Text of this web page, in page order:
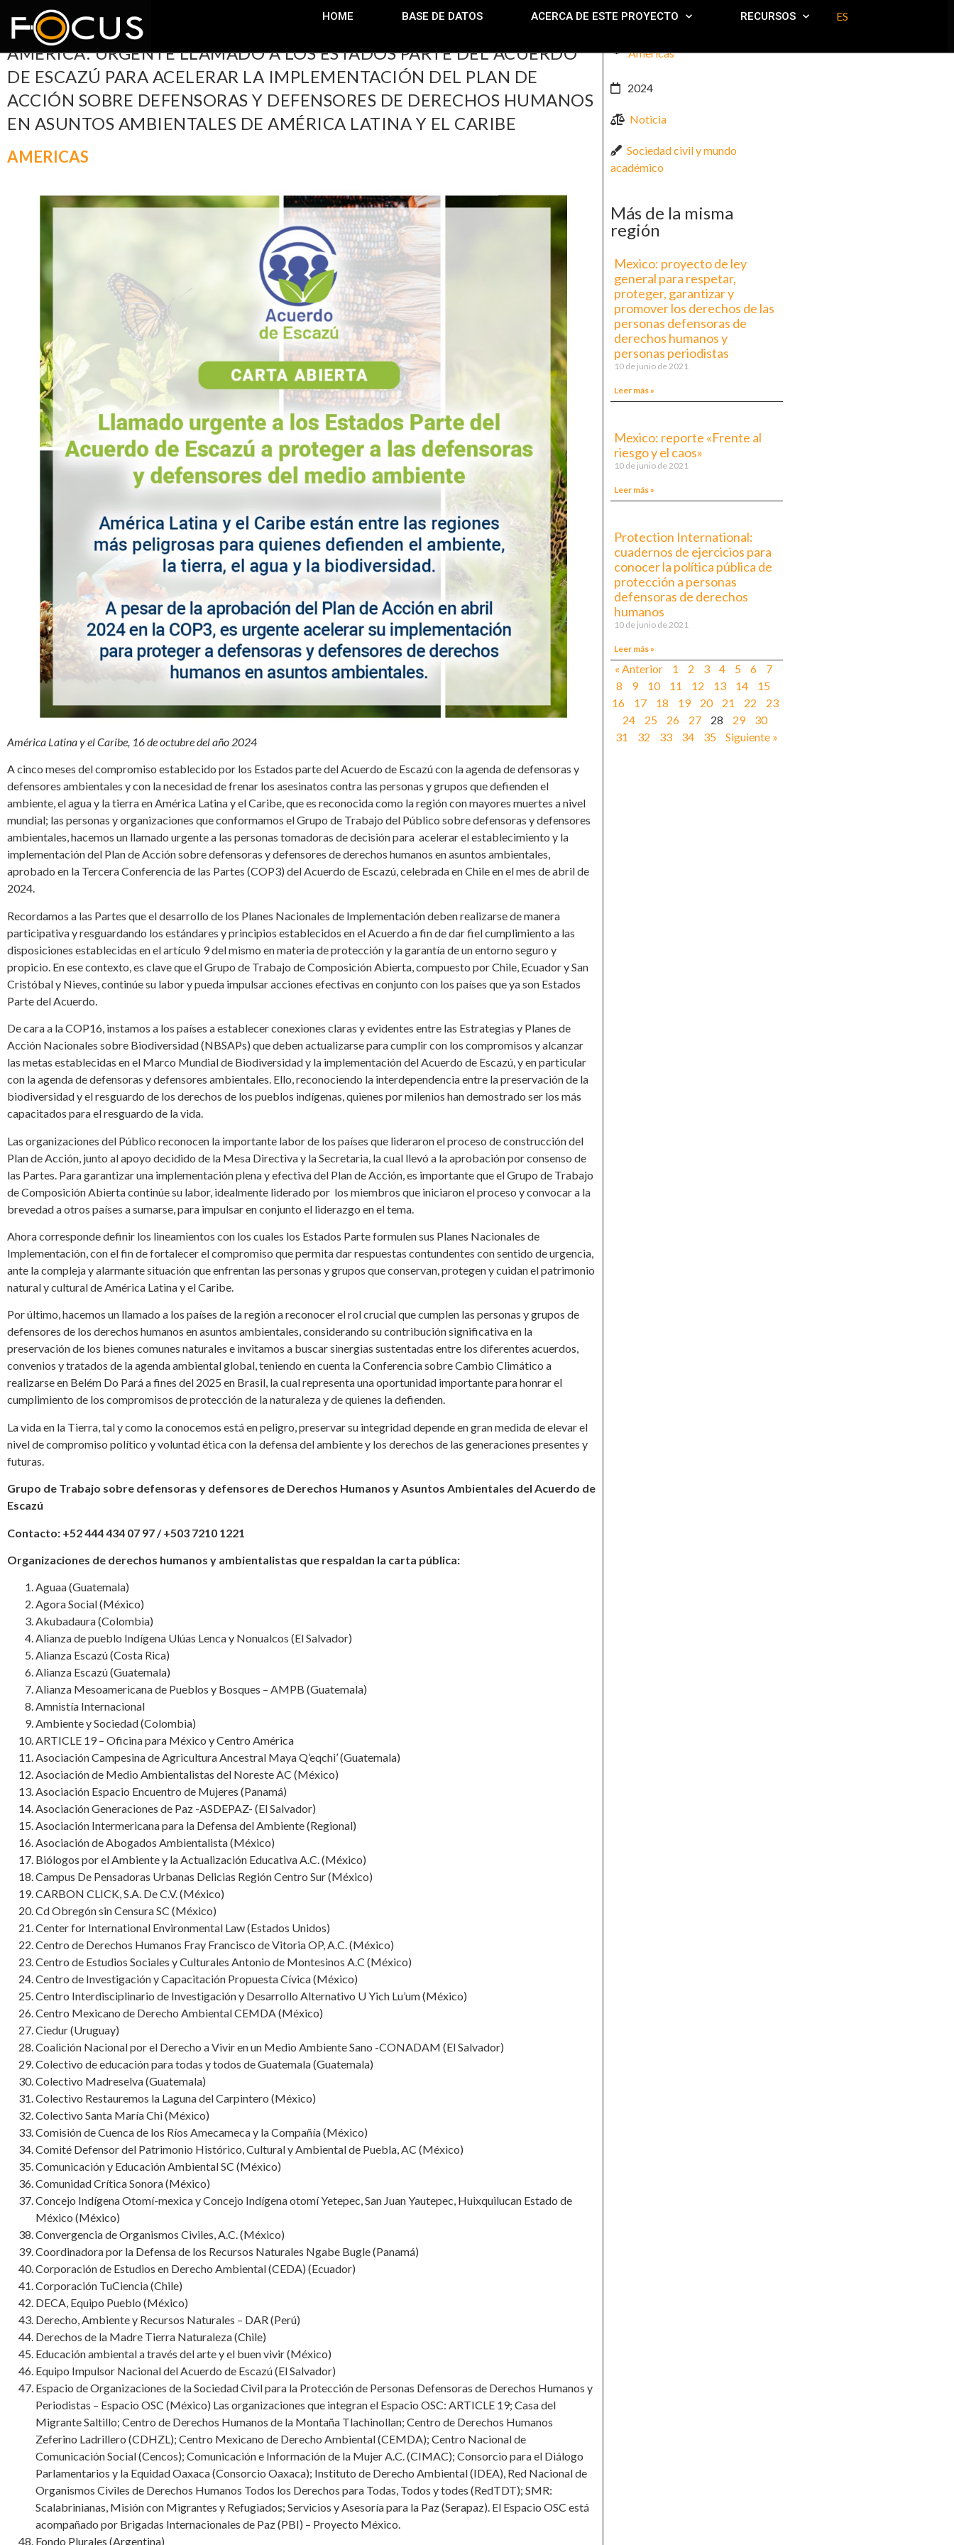
HOME BASE DE DATOS ACERCA DE ESTE PROYECTO RECURSOS ES
AMERICA: URGENTE LLAMADO A LOS ESTADOS PARTE DEL ACUERDO
DE ESCAZÚ PARA ACELERAR LA IMPLEMENTACIÓN DEL PLAN DE
ACCIÓN SOBRE DEFENSORAS Y DEFENSORES DE DERECHOS HUMANOS
EN ASUNTOS AMBIENTALES DE AMÉRICA LATINA Y EL CARIBE
AMERICAS
América Latina y el Caribe, 16 de octubre del año 2024
A cinco meses del compromiso establecido por los Estados parte del Acuerdo de Escazú con la agenda de defensoras y
defensores ambientales y con la necesidad de frenar los asesinatos contra las personas y grupos que defienden el
ambiente, el agua y la tierra en América Latina y el Caribe, que es reconocida como la región con mayores muertes a nivel
mundial; las personas y organizaciones que conformamos el Grupo de Trabajo del Público sobre defensoras y defensores
ambientales, hacemos un llamado urgente a las personas tomadoras de decisión para acelerar el establecimiento y la
implementación del Plan de Acción sobre defensoras y defensores de derechos humanos en asuntos ambientales,
aprobado en la Tercera Conferencia de las Partes (COP3) del Acuerdo de Escazú, celebrada en Chile en el mes de abril de
2024.
Recordamos a las Partes que el desarrollo de los Planes Nacionales de Implementación deben realizarse de manera
participativa y resguardando los estándares y principios establecidos en el Acuerdo a fin de dar fiel cumplimiento a las
disposiciones establecidas en el artículo 9 del mismo en materia de protección y la garantía de un entorno seguro y
propicio. En ese contexto, es clave que el Grupo de Trabajo de Composición Abierta, compuesto por Chile, Ecuador y San
Cristóbal y Nieves, continúe su labor y pueda impulsar acciones efectivas en conjunto con los países que ya son Estados
Parte del Acuerdo.
De cara a la COP16, instamos a los países a establecer conexiones claras y evidentes entre las Estrategias y Planes de
Acción Nacionales sobre Biodiversidad (NBSAPs) que deben actualizarse para cumplir con los compromisos y alcanzar
las metas establecidas en el Marco Mundial de Biodiversidad y la implementación del Acuerdo de Escazú, y en particular
con la agenda de defensoras y defensores ambientales. Ello, reconociendo la interdependencia entre la preservación de la
biodiversidad y el resguardo de los derechos de los pueblos indígenas, quienes por milenios han demostrado ser los más
capacitados para el resguardo de la vida.
Las organizaciones del Público reconocen la importante labor de los países que lideraron el proceso de construcción del
Plan de Acción, junto al apoyo decidido de la Mesa Directiva y la Secretaria, la cual llevó a la aprobación por consenso de
las Partes. Para garantizar una implementación plena y efectiva del Plan de Acción, es importante que el Grupo de Trabajo
de Composición Abierta continúe su labor, idealmente liderado por los miembros que iniciaron el proceso y convocar a la
brevedad a otros países a sumarse, para impulsar en conjunto el liderazgo en el tema.
Ahora corresponde definir los lineamientos con los cuales los Estados Parte formulen sus Planes Nacionales de
Implementación, con el fin de fortalecer el compromiso que permita dar respuestas contundentes con sentido de urgencia,
ante la compleja y alarmante situación que enfrentan las personas y grupos que conservan, protegen y cuidan el patrimonio
natural y cultural de América Latina y el Caribe.
Por último, hacemos un llamado a los países de la región a reconocer el rol crucial que cumplen las personas y grupos de
defensores de los derechos humanos en asuntos ambientales, considerando su contribución significativa en la
preservación de los bienes comunes naturales e invitamos a buscar sinergias sustentadas entre los diferentes acuerdos,
convenios y tratados de la agenda ambiental global, teniendo en cuenta la Conferencia sobre Cambio Climático a
realizarse en Belém Do Pará a fines del 2025 en Brasil, la cual representa una oportunidad importante para honrar el
cumplimiento de los compromisos de protección de la naturaleza y de quienes la defienden.
La vida en la Tierra, tal y como la conocemos está en peligro, preservar su integridad depende en gran medida de elevar el
nivel de compromiso político y voluntad ética con la defensa del ambiente y los derechos de las generaciones presentes y
futuras.
Grupo de Trabajo sobre defensoras y defensores de Derechos Humanos y Asuntos Ambientales del Acuerdo de
Escazú
Contacto: +52 444 434 07 97 / +503 7210 1221
Organizaciones de derechos humanos y ambientalistas que respaldan la carta pública:
Aguaa (Guatemala)
Agora Social (México)
Akubadaura (Colombia)
Alianza de pueblo Indígena Ulúas Lenca y Nonualcos (El Salvador)
Alianza Escazú (Costa Rica)
Alianza Escazú (Guatemala)
Alianza Mesoamericana de Pueblos y Bosques – AMPB (Guatemala)
Amnistía Internacional
Ambiente y Sociedad (Colombia)
ARTICLE 19 – Oficina para México y Centro América
Asociación Campesina de Agricultura Ancestral Maya Q’eqchi’ (Guatemala)
Asociación de Medio Ambientalistas del Noreste AC (México)
Asociación Espacio Encuentro de Mujeres (Panamá)
Asociación Generaciones de Paz -ASDEPAZ- (El Salvador)
Asociación Intermericana para la Defensa del Ambiente (Regional)
Asociación de Abogados Ambientalista (México)
Biólogos por el Ambiente y la Actualización Educativa A.C. (México)
Campus De Pensadoras Urbanas Delicias Región Centro Sur (México)
CARBON CLICK, S.A. De C.V. (México)
Cd Obregón sin Censura SC (México)
Center for International Environmental Law (Estados Unidos)
Centro de Derechos Humanos Fray Francisco de Vitoria OP, A.C. (México)
Centro de Estudios Sociales y Culturales Antonio de Montesinos A.C (México)
Centro de Investigación y Capacitación Propuesta Cívica (México)
Centro Interdisciplinario de Investigación y Desarrollo Alternativo U Yich Lu’um (México)
Centro Mexicano de Derecho Ambiental CEMDA (México)
Ciedur (Uruguay)
Coalición Nacional por el Derecho a Vivir en un Medio Ambiente Sano -CONADAM (El Salvador)
Colectivo de educación para todas y todos de Guatemala (Guatemala)
Colectivo Madreselva (Guatemala)
Colectivo Restauremos la Laguna del Carpintero (México)
Colectivo Santa María Chi (México)
Comisión de Cuenca de los Ríos Amecameca y la Compañía (México)
Comité Defensor del Patrimonio Histórico, Cultural y Ambiental de Puebla, AC (México)
Comunicación y Educación Ambiental SC (México)
Comunidad Crítica Sonora (México)
Concejo Indígena Otomí-mexica y Concejo Indígena otomí Yetepec, San Juan Yautepec, Huixquilucan Estado de
México (México)
Convergencia de Organismos Civiles, A.C. (México)
Coordinadora por la Defensa de los Recursos Naturales Ngabe Bugle (Panamá)
Corporación de Estudios en Derecho Ambiental (CEDA) (Ecuador)
Corporación TuCiencia (Chile)
DECA, Equipo Pueblo (México)
Derecho, Ambiente y Recursos Naturales – DAR (Perú)
Derechos de la Madre Tierra Naturaleza (Chile)
Educación ambiental a través del arte y el buen vivir (México)
Equipo Impulsor Nacional del Acuerdo de Escazú (El Salvador)
Espacio de Organizaciones de la Sociedad Civil para la Protección de Personas Defensoras de Derechos Humanos y
Periodistas – Espacio OSC (México) Las organizaciones que integran el Espacio OSC: ARTICLE 19; Casa del
Migrante Saltillo; Centro de Derechos Humanos de la Montaña Tlachinollan; Centro de Derechos Humanos
Zeferino Ladrillero (CDHZL); Centro Mexicano de Derecho Ambiental (CEMDA); Centro Nacional de
Comunicación Social (Cencos); Comunicación e Información de la Mujer A.C. (CIMAC); Consorcio para el Diálogo
Parlamentarios y la Equidad Oaxaca (Consorcio Oaxaca); Instituto de Derecho Ambiental (IDEA), Red Nacional de
Organismos Civiles de Derechos Humanos Todos los Derechos para Todas, Todos y todes (RedTDT); SMR:
Scalabrinianas, Misión con Migrantes y Refugiados; Servicios y Asesoría para la Paz (Serapaz). El Espacio OSC está
acompañado por Brigadas Internacionales de Paz (PBI) – Proyecto México.
Fondo Plurales (Argentina)
Americas
2024
Noticia
Sociedad civil y mundo
académico
Más de la misma
región
Mexico: proyecto de ley
general para respetar,
proteger, garantizar y
promover los derechos de las
personas defensoras de
derechos humanos y
personas periodistas
10 de junio de 2021
Leer más »
Mexico: reporte «Frente al
riesgo y el caos»
10 de junio de 2021
Leer más »
Protection International:
cuadernos de ejercicios para
conocer la política pública de
protección a personas
defensoras de derechos
humanos
10 de junio de 2021
Leer más »
« Anterior 1 2 3 4 5 6
7
8
9 10 11 12 13 14
15
16
17 18 19 20 21 22
23
24
25 26 27 28 29
30
31
32 33 34 35 Siguiente »